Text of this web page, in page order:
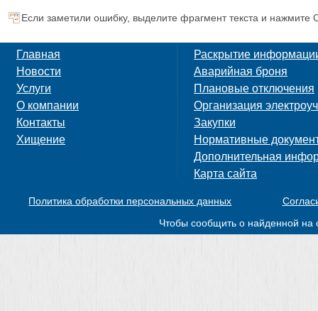
Если заметили ошибку, выделите фрагмент текста и нажмите
Главная
Новости
Услуги
О компании
Контакты
Хищение
Раскрытие
Аварийная броня
Плановые отключения
Организация
Закупки
Нормативные
Дополнительная
Карта сайта
Политика обработки персональных данных
Чтобы сообщить о найденной на